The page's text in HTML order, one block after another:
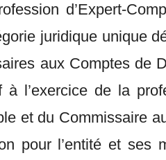
d’Expert-
juridique unique
aux Comptes de
l’exercice de la
et du Commissaire
pour l’entité et ses